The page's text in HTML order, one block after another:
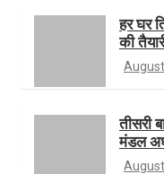
k
r
a
e
r
u
b
हर घर
की
तीसरी
मंडल